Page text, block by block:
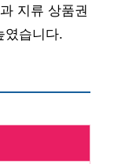
지류 상품권
였습니다.